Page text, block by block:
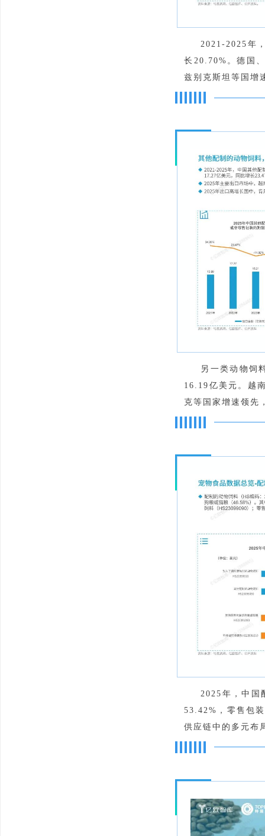
2021-2025年
长20.70%。德国
兹别克斯坦等国增
另一类动物饲
16.19亿美元。越
克等国家增速领先
2025年，中国
53.42%，零售包
供应链中的多元布